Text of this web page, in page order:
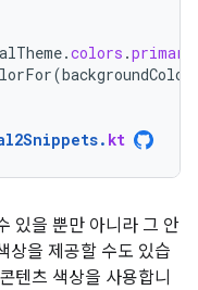
.colors .
(backgroundColor
. kt
있을 뿐만 아니라 그 안
상을 제공할 수도 있습
텐츠 색상을 사용합니